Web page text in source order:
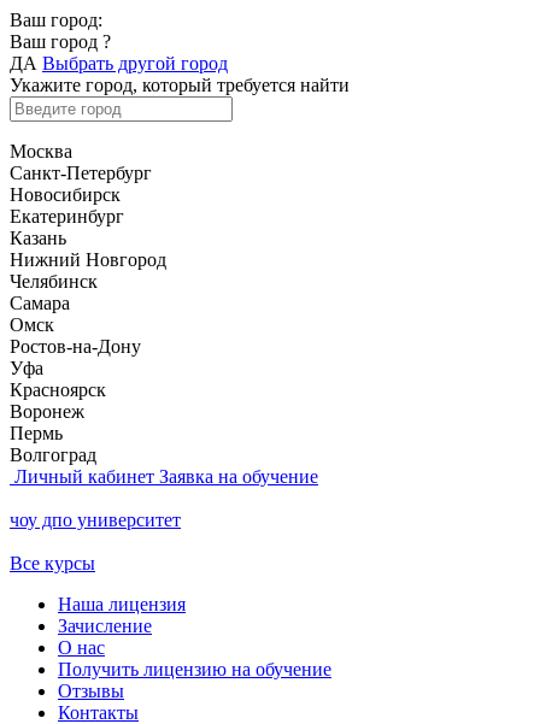
Ваш город:
Ваш город ?
ДА Выбрать другой город
Укажите город, который требуется найти
Москва
Санкт-Петербург
Новосибирск
Екатеринбург
Казань
Нижний Новгород
Челябинск
Самара
Омск
Ростов-на-Дону
Уфа
Красноярск
Воронеж
Пермь
Волгоград
Личный кабинет Заявка на обучение
чоу дпо университет
Все курсы
Наша лицензия
Зачисление
О нас
Получить лицензию на обучение
Отзывы
Контакты